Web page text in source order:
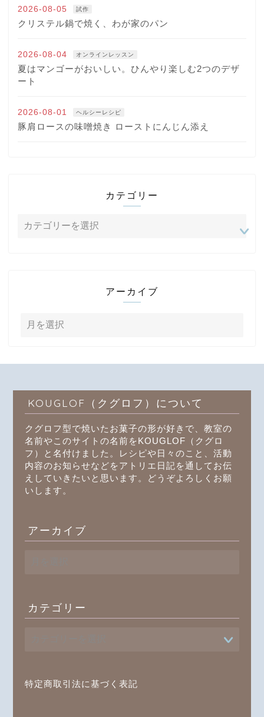
2026-08-05 試作
クリステル鍋で焼く、わが家のパン
2026-08-04 オンラインレッスン
夏はマンゴーがおいしい。ひんやり楽しむ2つのデザ
ート
2026-08-01 ヘルシーレシピ
豚肩ロースの味噌焼き ローストにんじん添え
カテゴリー
アーカイブ
KOUGLOF（クグロフ）について
クグロフ型で焼いたお菓子の形が好きで、教室の
名前やこのサイトの名前をKOUGLOF（クグロ
フ）と名付けました。レシピや日々のこと、活動
内容のお知らせなどをアトリエ日記を通してお伝
えしていきたいと思います。どうぞよろしくお願
いします。
アーカイブ
ブ
カテゴリー
特定商取引法に基づく表記
プロフィール
オンラインレッスン